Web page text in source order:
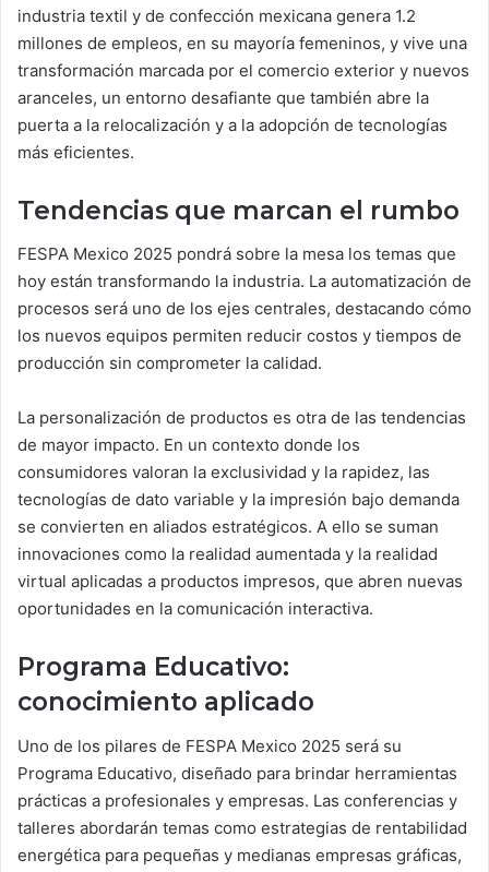
industria textil y de confección mexicana genera 1.2
millones de empleos, en su mayoría femeninos, y vive una
transformación marcada por el comercio exterior y nuevos
aranceles, un entorno desafiante que también abre la
puerta a la relocalización y a la adopción de tecnologías
más eficientes.
Tendencias que marcan el rumbo
FESPA Mexico 2025 pondrá sobre la mesa los temas que
hoy están transformando la industria. La automatización de
procesos será uno de los ejes centrales, destacando cómo
los nuevos equipos permiten reducir costos y tiempos de
producción sin comprometer la calidad.
La personalización de productos es otra de las tendencias
de mayor impacto. En un contexto donde los
consumidores valoran la exclusividad y la rapidez, las
tecnologías de dato variable y la impresión bajo demanda
se convierten en aliados estratégicos. A ello se suman
innovaciones como la realidad aumentada y la realidad
virtual aplicadas a productos impresos, que abren nuevas
oportunidades en la comunicación interactiva.
Programa Educativo:
conocimiento aplicado
Uno de los pilares de FESPA Mexico 2025 será su
Programa Educativo, diseñado para brindar herramientas
prácticas a profesionales y empresas. Las conferencias y
talleres abordarán temas como estrategias de rentabilidad
energética para pequeñas y medianas empresas gráficas,